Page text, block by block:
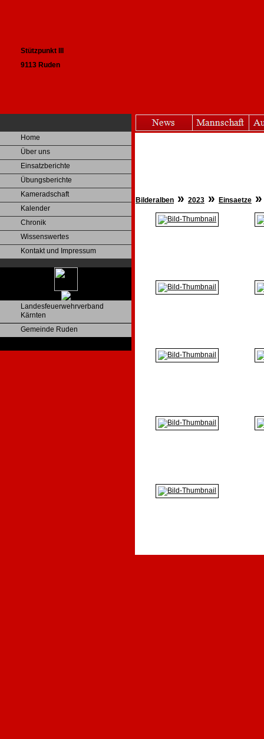
Bilderalben » 2023 » Einsaetze
Stützpunkt III
9113 Ruden
Home
Über uns
Einsatzberichte
Übungsberichte
Kameradschaft
Kalender
Chronik
Wissenswertes
Kontakt und Impressum
Landesfeuerwehrverband
Kärnten
Gemeinde Ruden